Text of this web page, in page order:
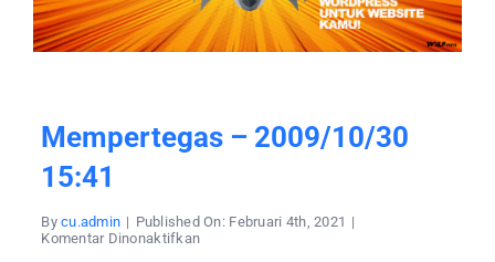
Mempertegas – 2009/10/30
15:41
Bycu.admin | Published On: Februari 4th, 2021 |
Komentar Dinonaktifkanpada